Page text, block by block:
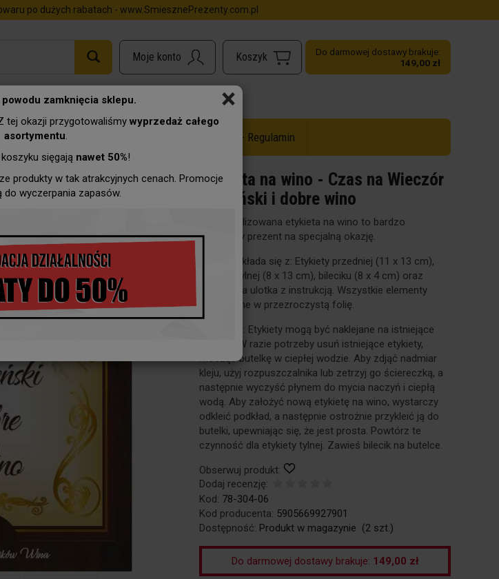
×
zamknięcia sklepu.
tej okazji przygotowaliśmy wyprzedaż całego
asortymentu.
sięgają nawet 50%!
produkty w tak atrakcyjnych cenach. Promocje
do wyczerpania zapasów.
po dużych rabatach - www.SmiesznePrezenty.com.pl
Do darmowej dostawy brakuje:
149,00 zł
Zawody Wyprzedaż do -50% - Regulamin
Etykieta na wino - Czas na Wieczór
Panieński i dobre wino
Spersonalizowana etykieta na wino to bardzo
oryginalny prezent na specjalną okazję.
Zestaw składa się z: Etykiety przedniej (11 x 13 cm),
Etykiety tylnej (8 x 13 cm), bileciku (8 x 4 cm) oraz
kartonowa ulotka z instrukcją. Wszystkie elementy
spakowane w przezroczystą folię.
Instrukcja: Etykiety mogą być naklejane na istniejące
etykiety. W razie potrzeby usuń istniejące etykiety,
mocząc butelkę w ciepłej wodzie. Aby zdjąć nadmiar
kleju, użyj rozpuszczalnika lub zetrzyj go ściereczką, a
następnie wyczyść płynem do mycia naczyń i ciepłą
wodą. Aby założyć nową etykietę na wino, wystarczy
odkleić podkład, a następnie ostrożnie przykleić ją do
butelki, upewniając się, że jest prosta. Powtórz te
czynność dla etykiety tylnej. Zawieś bilecik na butelce.
Obserwuj produkt:
Dodaj recenzję:
Kod: 78-304-06
Kod producenta: 5905669927901
Dostępność: Produkt w magazynie (2 szt.)
Do darmowej dostawy brakuje: 149,00 zł